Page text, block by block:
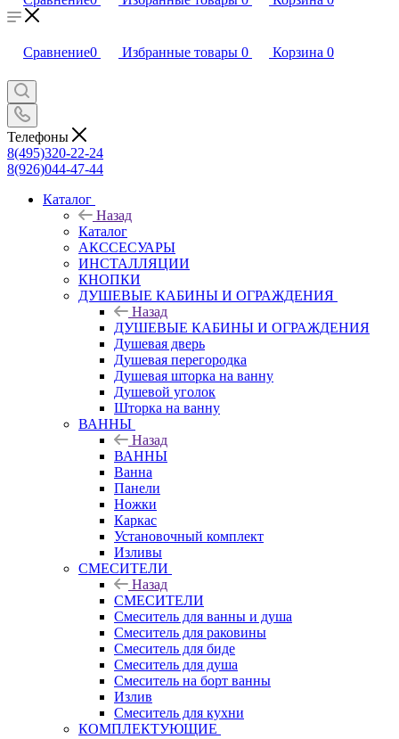
Сравнение0 Избранные товары 0 Корзина 0
Телефоны
8(495)320-22-24
8(926)044-47-44
Каталог
Назад
Каталог
АКССЕСУАРЫ
ИНСТАЛЛЯЦИИ
КНОПКИ
ДУШЕВЫЕ КАБИНЫ И ОГРАЖДЕНИЯ
Назад
ДУШЕВЫЕ КАБИНЫ И ОГРАЖДЕНИЯ
Душевая дверь
Душевая перегородка
Душевая шторка на ванну
Душевой уголок
Шторка на ванну
ВАННЫ
Назад
ВАННЫ
Ванна
Панели
Ножки
Каркас
Установочный комплект
Изливы
СМЕСИТЕЛИ
Назад
СМЕСИТЕЛИ
Смеситель для ванны и душа
Смеситель для раковины
Смеситель для биде
Смеситель для душа
Смеситель на борт ванны
Излив
Смеситель для кухни
КОМПЛЕКТУЮЩИЕ